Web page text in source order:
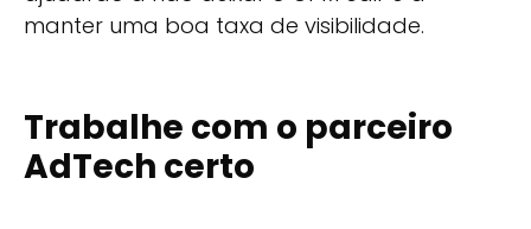
manter uma boa taxa de visibilidade.
Trabalhe com o parceiro
AdTech certo